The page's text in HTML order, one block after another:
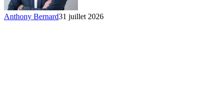
Anthony Bernard31 juillet 2026